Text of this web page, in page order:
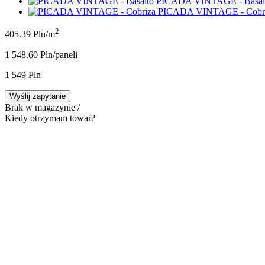
PICADA VINTAGE -
405.39 Pln/m2
1 548.60 Pln/paneli
1 549 Pln
Wyślij zapytanie
Brak w magazynie /
Kiedy otrzymam towar?